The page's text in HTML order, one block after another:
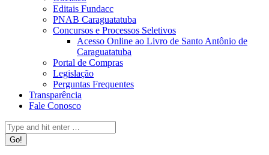
Editais Fundacc
PNAB Caraguatatuba
Concursos e Processos Seletivos
Acesso Online ao Livro de Santo Antônio de
Caraguatatuba
Portal de Compras
Legislação
Perguntas Frequentes
Transparência
Fale Conosco
Search: